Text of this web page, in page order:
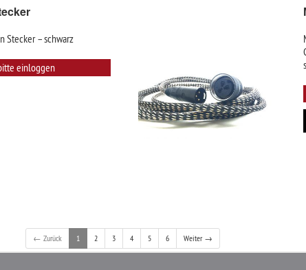
Stecker – schwarz
einloggen
← Zurück 1 2 3 4 5 6 Weiter →